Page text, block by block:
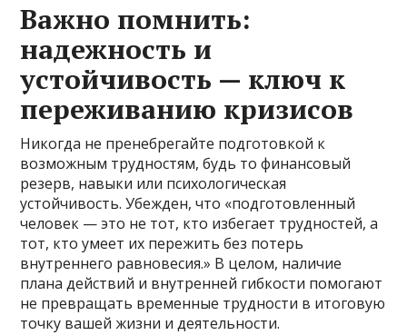
Важно помнить:
надежность и
устойчивость — ключ к
переживанию кризисов
Никогда не пренебрегайте подготовкой к
возможным трудностям, будь то финансовый
резерв, навыки или психологическая
устойчивость. Убежден, что «подготовленный
человек — это не тот, кто избегает трудностей, а
тот, кто умеет их пережить без потерь
внутреннего равновесия.» В целом, наличие
плана действий и внутренней гибкости помогают
не превращать временные трудности в итоговую
точку вашей жизни и деятельности.